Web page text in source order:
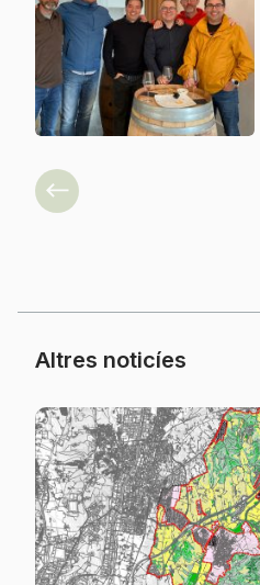
Previous
Altres noticíes